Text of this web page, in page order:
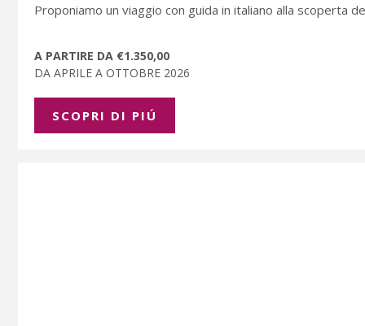
Proponiamo un viaggio con guida in italiano alla scoperta
A PARTIRE DA €1.350,00
DA APRILE A OTTOBRE 2026
SCOPRI DI PIÚ